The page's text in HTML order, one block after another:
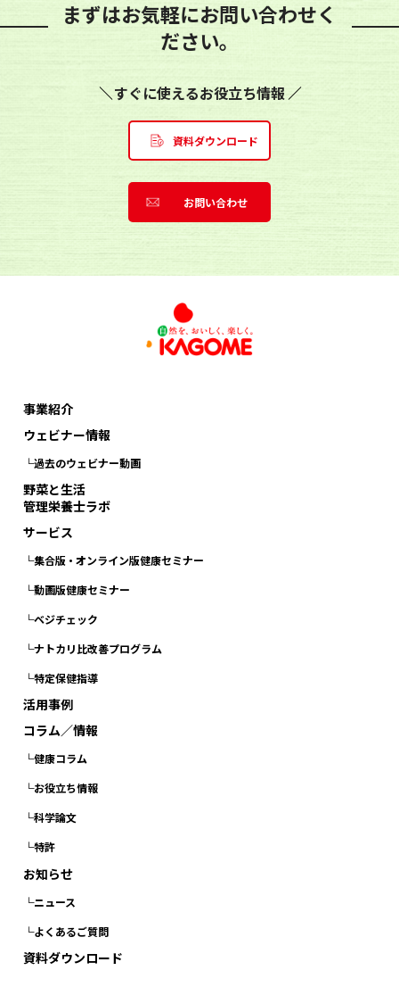
まずはお気軽にお問い合わせく
ださい。
すぐに使えるお役立ち情報
資料ダウンロード
お問い合わせ
事業紹介
ウェビナー情報
└過去のウェビナー動画
野菜と生活
管理栄養士ラボ
サービス
└集合版・オンライン版健康セミナー
└動画版健康セミナー
└ベジチェック
└ナトカリ比改善プログラム
└特定保健指導
活用事例
コラム／情報
└健康コラム
└お役立ち情報
└科学論文
└特許
お知らせ
└ニュース
└よくあるご質問
資料ダウンロード